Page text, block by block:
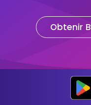
Obtenir